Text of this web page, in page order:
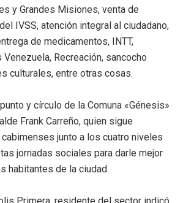
y Grandes Misiones, venta de
IVSS, atención integral al ciudadano,
de medicamentos, INTT,
Recreación, sancocho
culturales, entre otras cosas.
y círculo de la Comuna «Génesis»
Frank Carreño, quien sigue
junto a los cuatro niveles
jornadas sociales para darle mejor
habitantes de la ciudad.